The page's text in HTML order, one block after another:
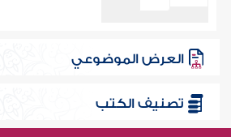
العرض الموضوعي
تصنيف الكتب